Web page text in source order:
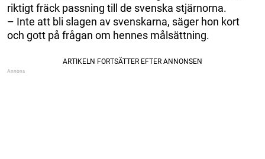
riktigt fräck passning till de svenska stjärnorna.
– Inte att bli slagen av svenskarna, säger hon kort
och gott på frågan om hennes målsättning.